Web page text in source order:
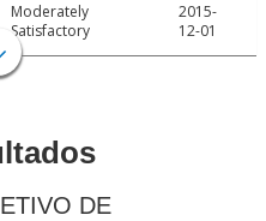
Moderately
Satisfactory
2015-
12-01
DE